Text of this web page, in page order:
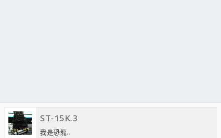
ST-15K.3
我是恐龍..